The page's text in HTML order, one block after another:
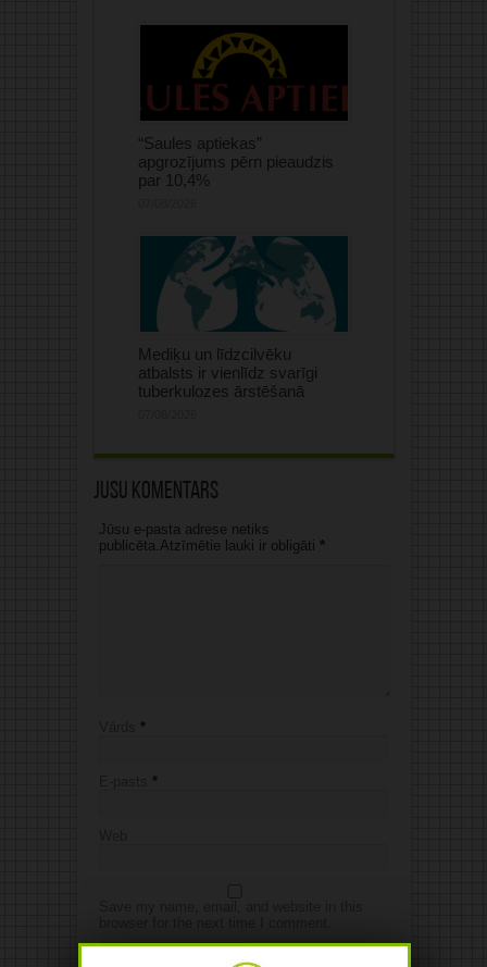
“Saules aptiekas”
apgrozījums pērn pieaudzis
par 10,4%
Mediķu un līdzcilvēku
atbalsts ir vienlīdz svarīgi
tuberkulozes ārstēšanā
Jūsu komentārs
Jūsu e-pasta adrese netiks
publicēta.Atzīmētie lauki ir obligāti *
*
*